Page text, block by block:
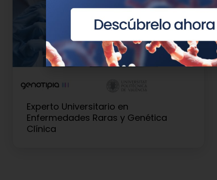
Experto Universitario en
Enfermedades Raras y Genética
Clínica